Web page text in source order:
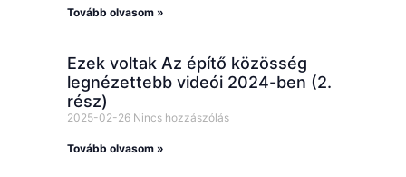
Tovább olvasom »
Ezek voltak Az építő közösség
legnézettebb videói 2024-ben (2.
rész)
2025-02-26 Nincs hozzászólás
Tovább olvasom »